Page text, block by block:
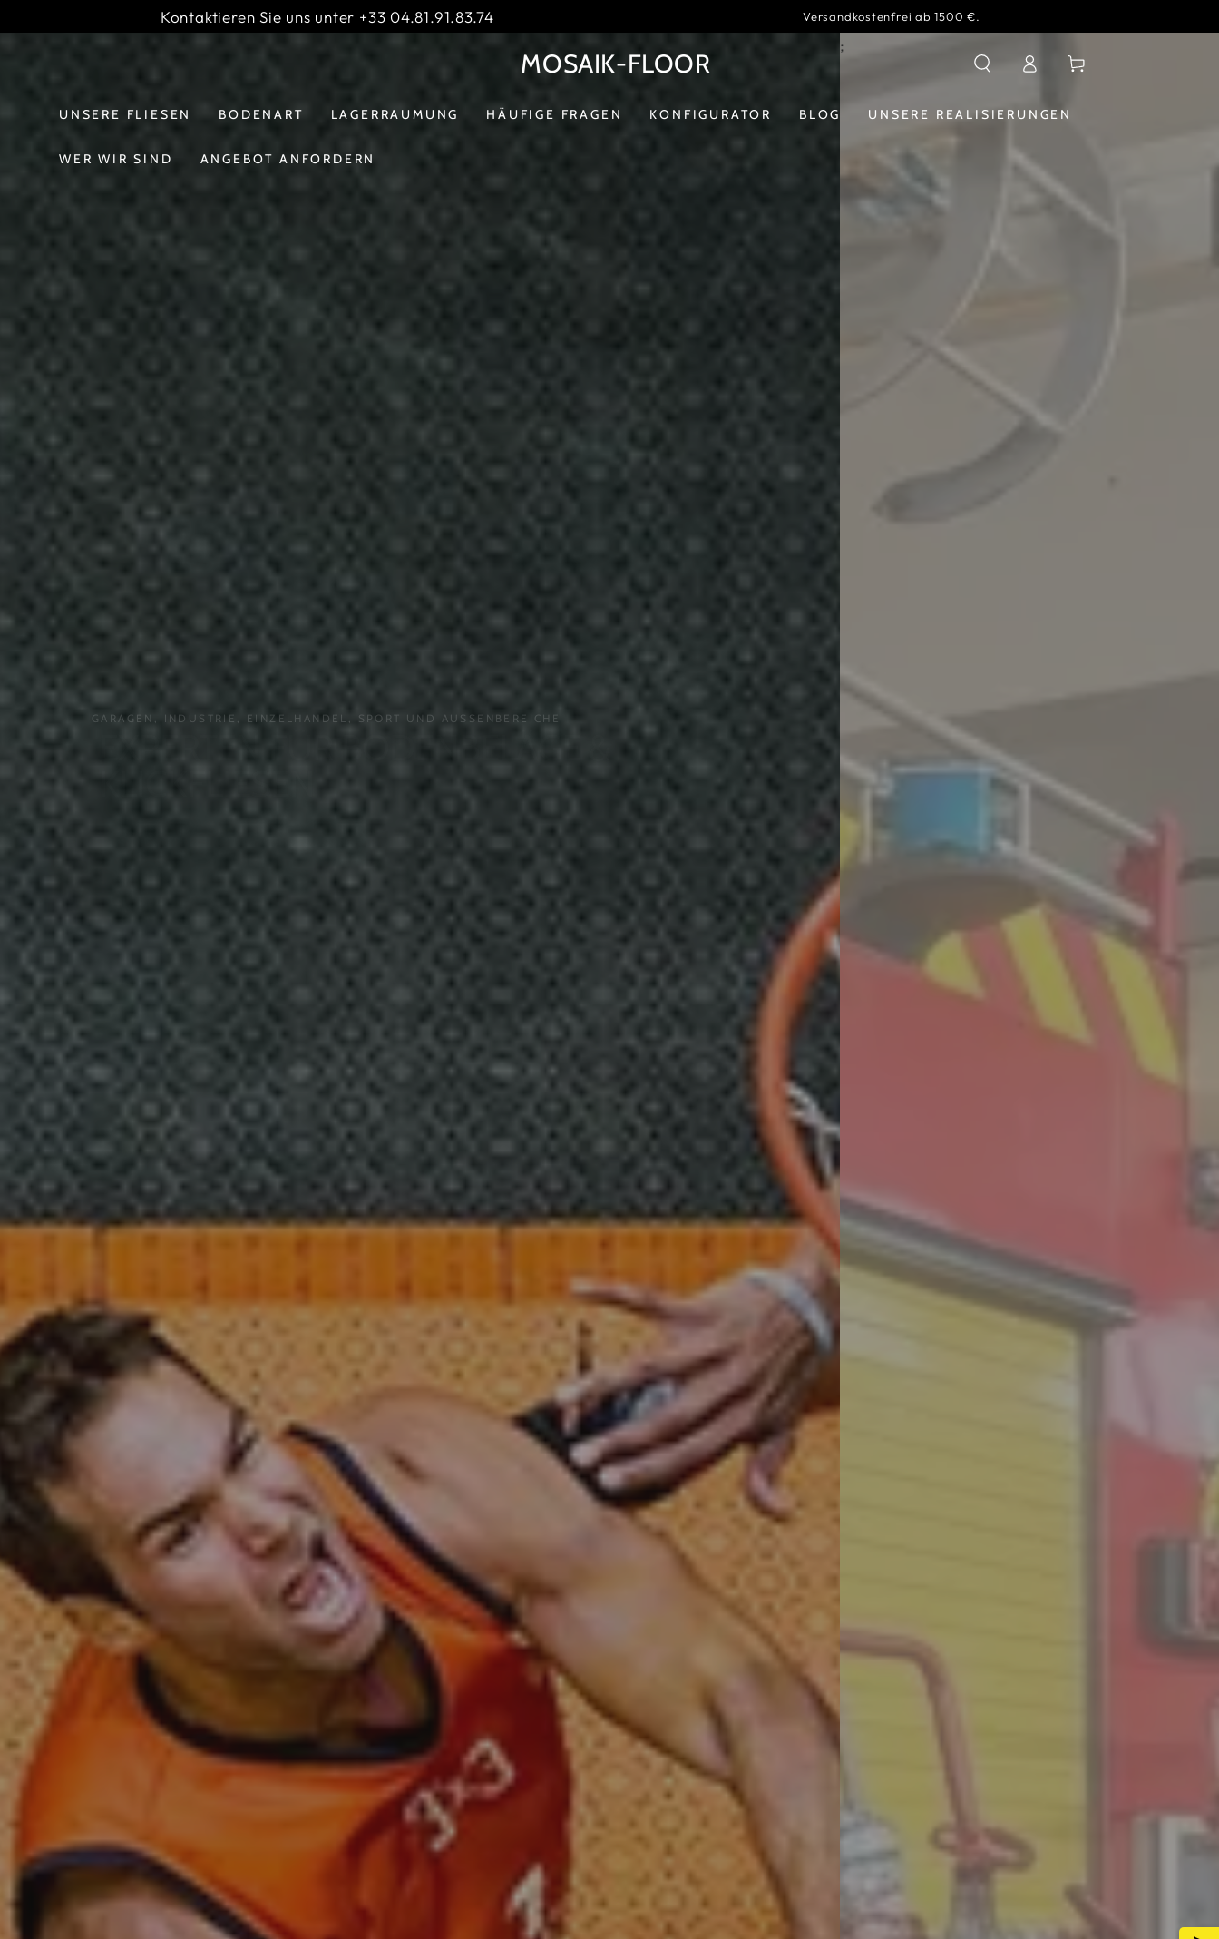
Kontaktieren Sie uns unter +33 04.81.91.83.74 Versandkostenfrei ab 1500 €.
MOSAIK-FLOOR
UNSERE FLIESEN BODENART LAGERRAUMUNG HÄUFIGE FRAGEN KONFIGURATOR BLOG UNSERE REALISIERUNGEN
WER WIR SIND ANGEBOT ANFORDERN
VerbindungWarenkorb
GARAGEN, INDUSTRIE, EINZELHANDEL, SPORT UND AUSSENBEREICHE
EXPERTEN FÜR BODENBELÄGE &
KLICKFLIESEN
ALLE UNSERE FLIESEN ANSEHEN